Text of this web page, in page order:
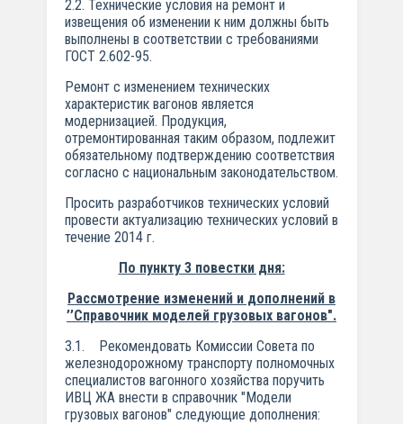
2.2. Технические условия на ремонт и
извещения об изменении к ним должны быть
выполнены в соответствии с требованиями
ГОСТ 2.602-95.
Ремонт с изменением технических
характеристик вагонов является
модернизацией. Продукция,
отремонтированная таким образом, подлежит
обязательному подтверждению соответствия
согласно с национальным законодательством.
Просить разработчиков технических условий
провести актуализацию технических условий в
течение 2014 г.
По пункту 3 повестки дня:
Рассмотрение изменений и дополнений в
’’Справочник моделей грузовых вагонов".
3.1. Рекомендовать Комиссии Совета по
железнодорожному транспорту полномочных
специалистов вагонного хозяйства поручить
ИВЦ ЖА внести в справочник "Модели
грузовых вагонов" следующие дополнения: